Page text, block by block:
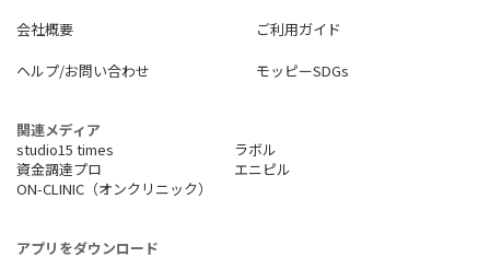
会社概要
ご利用ガイド
ヘルプ/お問い合わせ
モッピーSDGs
関連メディア
studio15 times
ラボル
資金調達プロ
エニピル
ON-CLINIC（オンクリニック）
アプリをダウンロード